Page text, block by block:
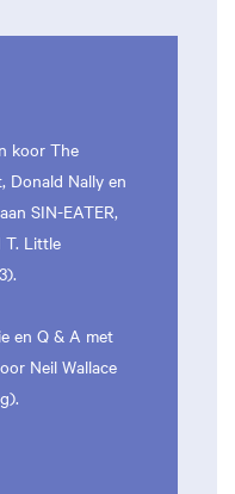
koor The
Donald Nally en
SIN-EATER,
T. Little
en Q & A met
Neil Wallace